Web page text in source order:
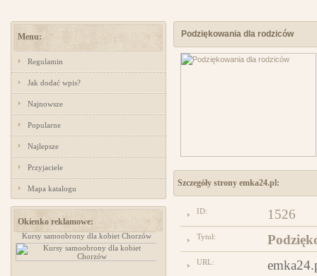
Menu:
Regulamin
Jak dodać wpis?
Najnowsze
Popularne
Najlepsze
Przyjaciele
Mapa katalogu
Okienko reklamowe:
Kursy samoobrony dla kobiet Chorzów projektowanie stron www
Podziękowania dla rodziców
Szczegóły strony emka24.pl:
ID: 1526
Tytuł:
URL: